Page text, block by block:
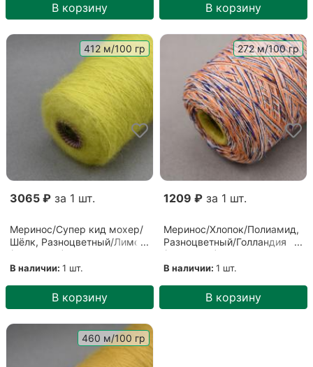
В корзину В корзину
412 м/100 гр
3065 ₽ за 1 шт.
Меринос/Супер кид мохер/
Шёлк, Разноцветный/Лимон
(ГЛ-00050)
В наличии: 1 шт.
В корзину
272 м/100 гр
1209 ₽ за 1 шт.
Меринос/Хлопок/Полиамид,
Разноцветный/Голландия
(ГЛ-00073)
В наличии: 1 шт.
В корзину
460 м/100 гр